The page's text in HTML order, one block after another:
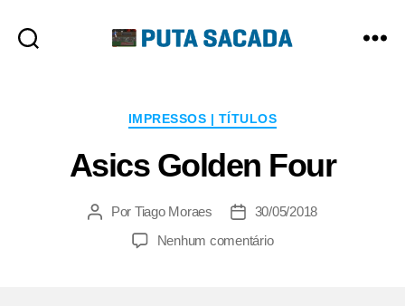
Categorias
IMPRESSOS | TÍTULOS
Asics Golden Four
Autor
Por Tiago Moraes
Data30/05/2018
Nenhum comentárioem